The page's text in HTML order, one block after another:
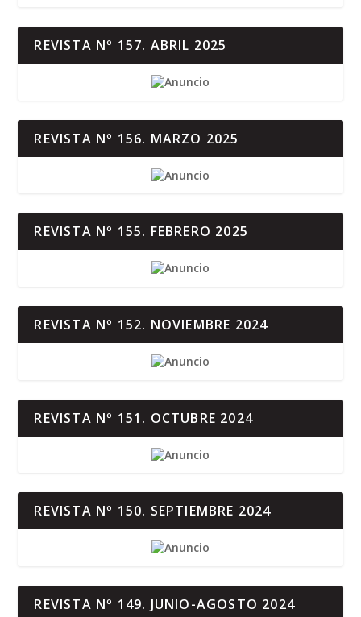
REVISTA Nº 157. ABRIL 2025
REVISTA Nº 156. MARZO 2025
REVISTA Nº 155. FEBRERO 2025
REVISTA Nº 152. NOVIEMBRE 2024
REVISTA Nº 151. OCTUBRE 2024
REVISTA Nº 150. SEPTIEMBRE 2024
REVISTA Nº 149. JUNIO-AGOSTO 2024